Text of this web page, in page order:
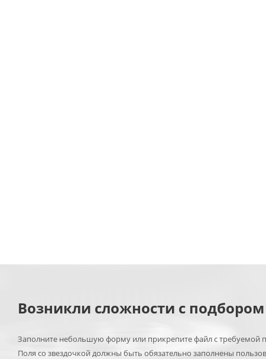
Возникли сложности с
Заполните небольшую форму или прикрепите файл с требуемой
Поля со звездочкой должны быть обязательно заполнены